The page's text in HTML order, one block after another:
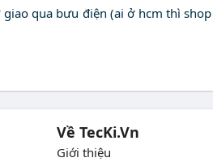
qua bưu điện (ai ở hcm thì
Về TecKi.Vn
Giới thiệu